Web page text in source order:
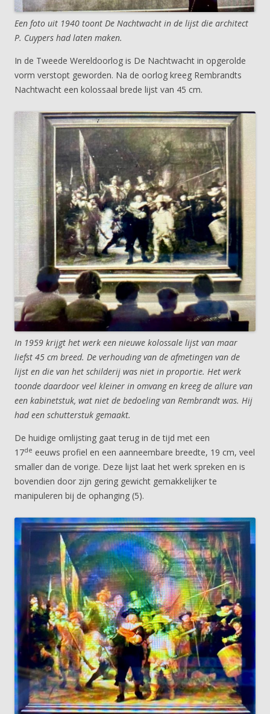
Een foto uit 1940 toont De Nachtwacht in de lijst die architect
P. Cuypers had laten maken.
In de Tweede Wereldoorlog is De Nachtwacht in opgerolde
vorm verstopt geworden. Na de oorlog kreeg Rembrandts
Nachtwacht een kolossaal brede lijst van 45 cm.
In 1959 krijgt het werk een nieuwe kolossale lijst van maar
liefst 45 cm breed. De verhouding van de afmetingen van de
lijst en die van het schilderij was niet in proportie. Het werk
toonde daardoor veel kleiner in omvang en kreeg de allure van
een kabinetstuk, wat niet de bedoeling van Rembrandt was. Hij
had een schutterstuk gemaakt.
De huidige omlijsting gaat terug in de tijd met een
17de eeuws profiel en een aanneembare breedte, 19 cm, veel
smaller dan de vorige. Deze lijst laat het werk spreken en is
bovendien door zijn gering gewicht gemakkelijker te
manipuleren bij de ophanging (5).